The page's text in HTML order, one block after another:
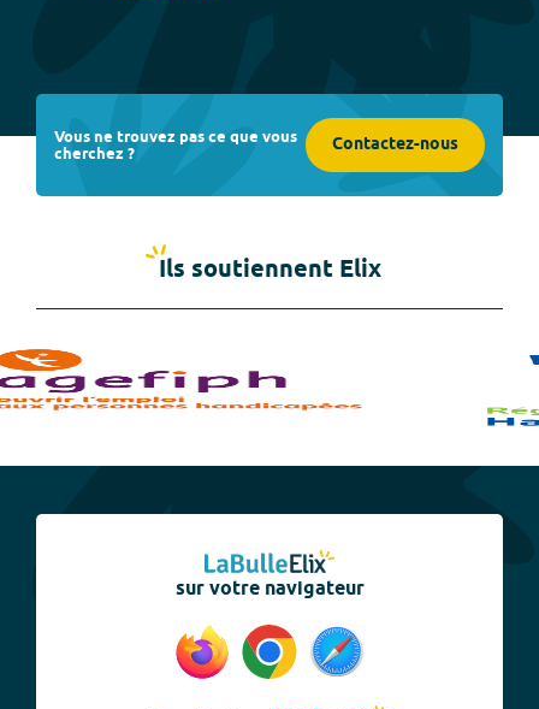
Vous ne trouvez pas ce que vous
cherchez ? Contactez-nous
Ils soutiennent Elix
sur votre navigateur